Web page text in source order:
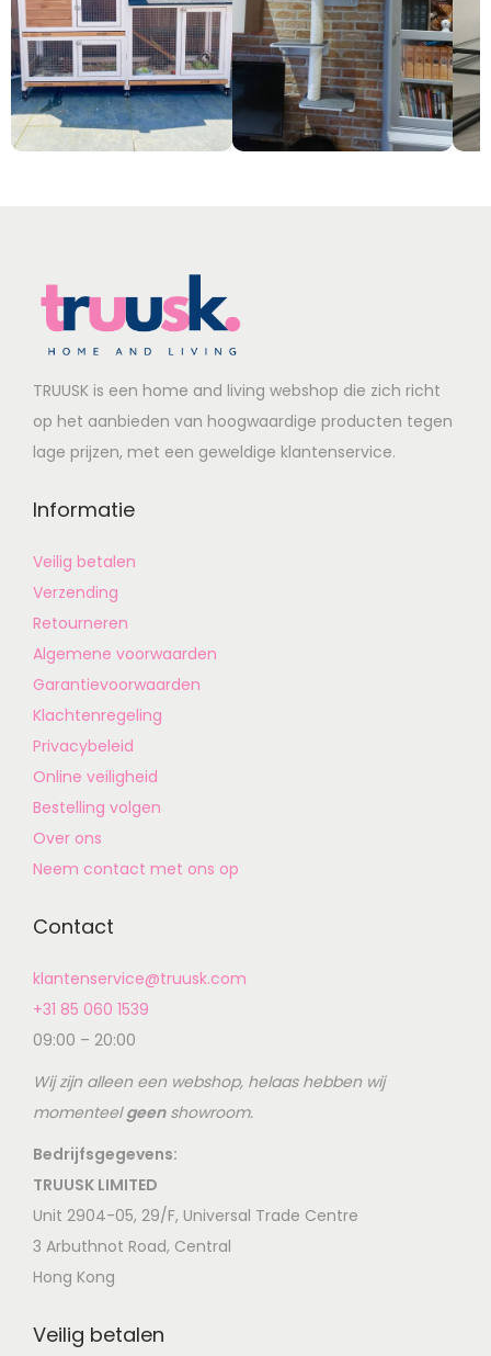
TRUUSK is een home and living webshop die zich richt
op het aanbieden van hoogwaardige producten tegen
lage prijzen, met een geweldige klantenservice.
Informatie
Veilig betalen
Verzending
Retourneren
Algemene voorwaarden
Garantievoorwaarden
Klachtenregeling
Privacybeleid
Online veiligheid
Bestelling volgen
Over ons
Neem contact met ons op
Contact
klantenservice@truusk.com
+31 85 060 1539
09:00 – 20:00
Wij zijn alleen een webshop, helaas hebben wij
momenteelgeenshowroom.
Bedrijfsgegevens:
TRUUSK LIMITED
Unit 2904-05, 29/F, Universal Trade Centre
3 Arbuthnot Road, Central
Hong Kong
Veilig betalen